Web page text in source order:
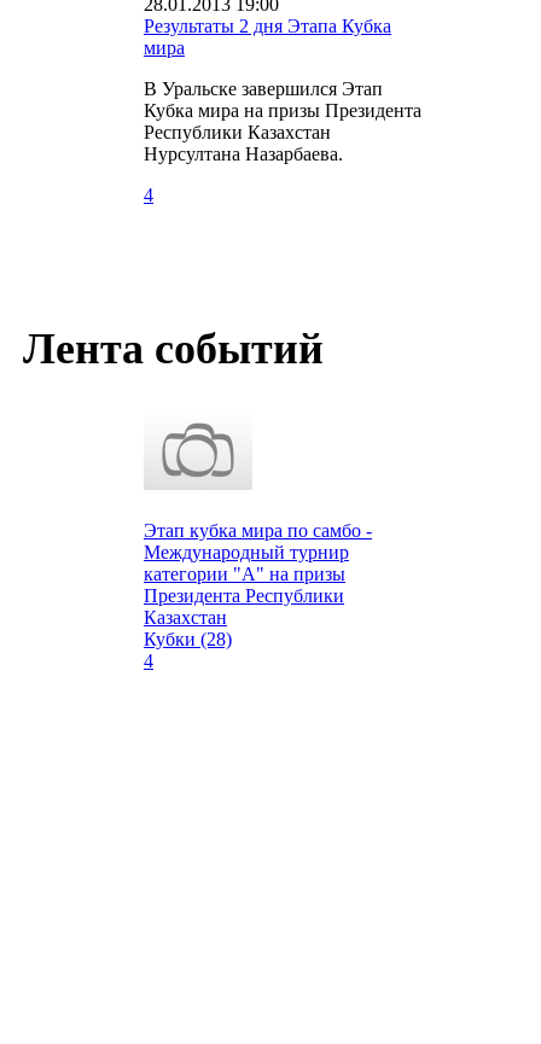
28.01.2013 19:00
Результаты 2 дня Этапа Кубка
мира
В Уральске завершился Этап
Кубка мира на призы Президента
Республики Казахстан
Нурсултана Назарбаева.
4
Лента событий
Этап кубка мира по самбо -
Международный турнир
категории "А" на призы
Президента Республики
Казахстан
Кубки (28)
4